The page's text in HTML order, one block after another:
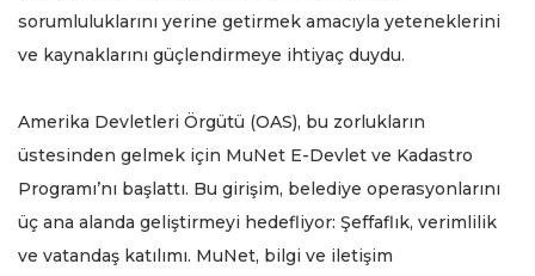
sorumluluklarını yerine getirmek amacıyla yeteneklerini
ve kaynaklarını güçlendirmeye ihtiyaç duydu.
Amerika Devletleri Örgütü (OAS), bu zorlukların
üstesinden gelmek için MuNet E-Devlet ve Kadastro
Programı’nı başlattı. Bu girişim, belediye operasyonlarını
üç ana alanda geliştirmeyi hedefliyor: Şeffaflık, verimlilik
ve vatandaş katılımı. MuNet, bilgi ve iletişim